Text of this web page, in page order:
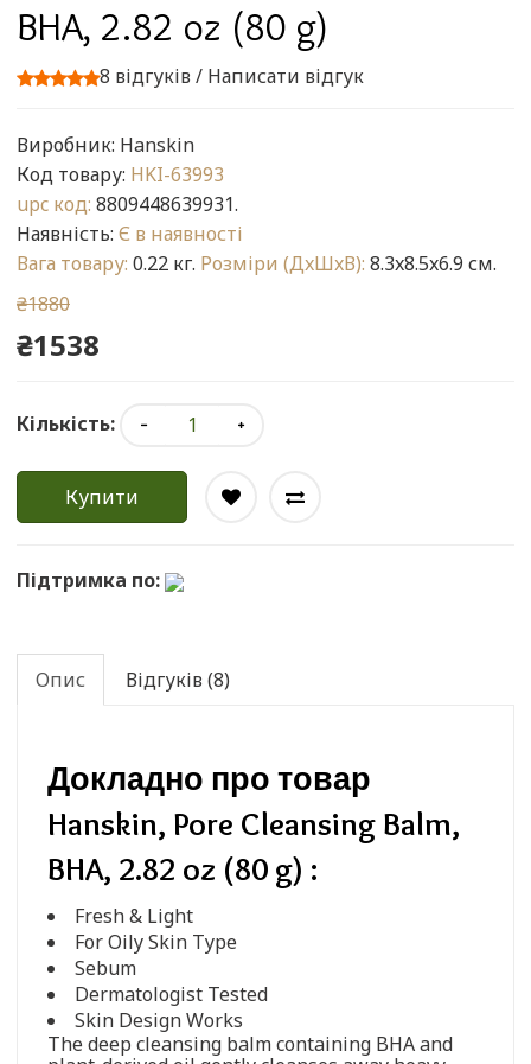
BHA, 2.82 oz (80 g)
8 відгуків/ Написати відгук
Виробник: Hanskin
Код товару: HKI-63993
upc код: 8809448639931.
Наявність: Є в наявності
Вага товару: 0.22 кг. Розміри (ДxШxВ): 8.3x8.5x6.9 см.
₴1880
₴1538
Кількість:
Купити
Підтримка по:
Опис Відгуків (8)
Докладно про товар
Hanskin, Pore Cleansing Balm,
BHA, 2.82 oz (80 g) :
Fresh & Light
For Oily Skin Type
Sebum
Dermatologist Tested
Skin Design Works
The deep cleansing balm containing BHA and